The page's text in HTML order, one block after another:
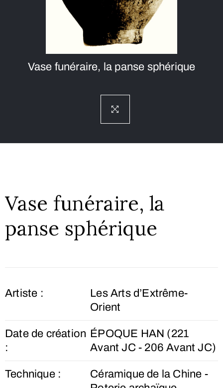
Vase funéraire, la panse sphérique
Vase funéraire, la
panse sphérique
Artiste :
Les Arts d’Extrême-
Orient
Date de création
:
ÉPOQUE HAN (221
Avant JC - 206 Avant JC)
Technique :
Céramique de la Chine -